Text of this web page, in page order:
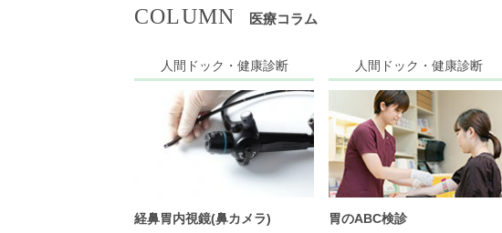
COLUMN 医療コラム
人間ドック・健康診断
経鼻胃内視鏡(鼻カメラ)
人間ドック・健康診断
胃のABC検診